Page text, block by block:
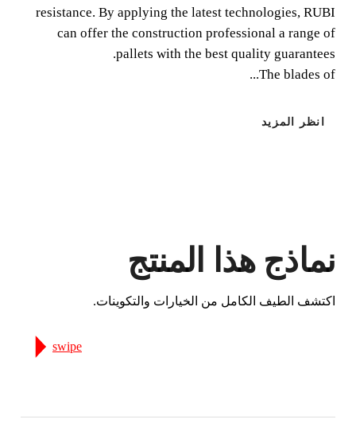
resistance. By applying the latest technologies, RUBI
can offer the construction professional a range of
pallets with the best quality guarantees.
The blades of...
انظر المزيد
نماذج هذا المنتج
اكتشف الطيف الكامل من الخيارات والتكوينات.
swipe